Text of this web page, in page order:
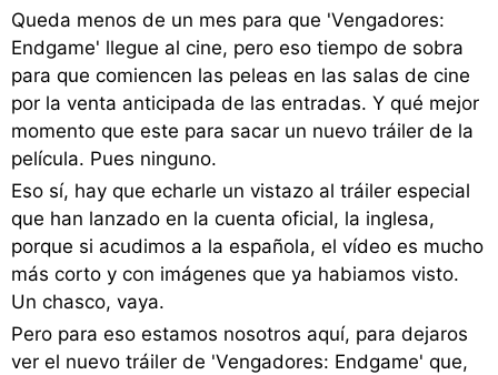
Queda menos de un mes para que 'Vengadores:
Endgame' llegue al cine, pero eso tiempo de sobra
para que comiencen las peleas en las salas de cine
por la venta anticipada de las entradas. Y qué mejor
momento que este para sacar un nuevo tráiler de la
película. Pues ninguno.
Eso sí, hay que echarle un vistazo al tráiler especial
que han lanzado en la cuenta oficial, la inglesa,
porque si acudimos a la española, el vídeo es mucho
más corto y con imágenes que ya habiamos visto.
Un chasco, vaya.
Pero para eso estamos nosotros aquí, para dejaros
ver el nuevo tráiler de 'Vengadores: Endgame' que,